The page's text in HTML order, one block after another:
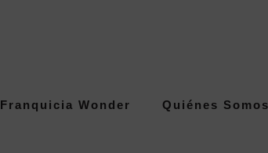
Franquicia Wonder Quiénes Somos